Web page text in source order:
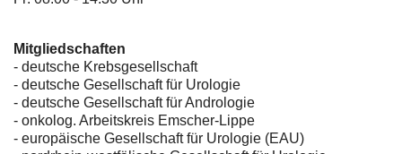
Mitgliedschaften
- deutsche Krebsgesellschaft
- deutsche Gesellschaft für Urologie
- deutsche Gesellschaft für Andrologie
- onkolog. Arbeitskreis Emscher-Lippe
- europäische Gesellschaft für Urologie (EAU)